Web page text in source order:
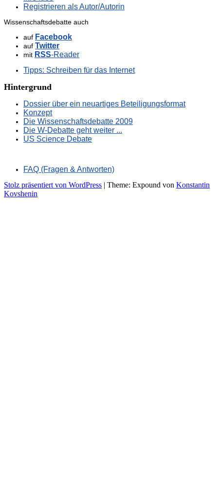
Registrieren als Autor/Autorin
Wissenschaftsdebatte auch
auf Facebook
auf Twitter
mit RSS-Reader
Tipps: Schreiben für das Internet
Hintergrund
Dossier über ein neuartiges Beteiligungsformat
Konzept
Die Wissenschaftsdebatte 2009
Die W-Debatte geht weiter ...
US Science Debate
FAQ (Fragen & Antworten)
Stolz präsentiert von WordPress | Theme: Expound von Konstantin
Kovshenin